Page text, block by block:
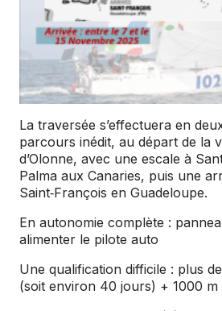
La traversée s’effectuera en
parcours inédit, au départ de la
d’Olonne, avec une escale à
Palma aux Canaries, puis une
Saint‑François en Guadeloupe.
En autonomie complète :
alimenter le pilote auto
Une qualification difficile : plus
(soit environ 40 jours) + 1000